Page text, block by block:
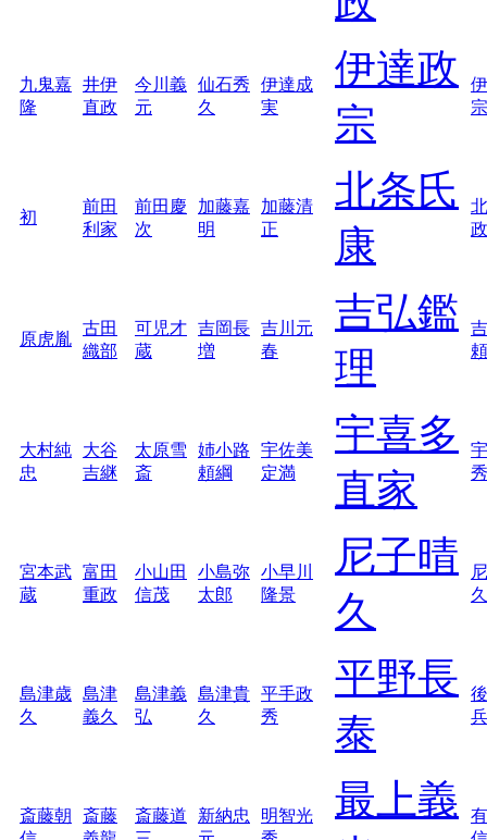
九鬼嘉
隆
井伊
直政
今川義
元
仙石秀
久
伊達成
実
伊達政
宗
宗
初
前田
利家
前田慶
次
加藤嘉
明
加藤清
正
北条氏
康
政
原虎胤
古田
織部
可児才
蔵
吉岡長
増
吉川元
春
吉弘鑑
理
頼
大村純
忠
大谷
吉継
太原雪
斎
姉小路
頼綱
宇佐美
定満
宇喜多
直家
宮本武
蔵
富田
重政
小山田
信茂
小島弥
太郎
小早川
隆景
尼子晴
久
久
島津歳
久
島津
義久
島津義
弘
島津貴
久
平手政
秀
平野長
泰
斎藤朝
斎藤
斎藤道
新納忠
明智光
最上義